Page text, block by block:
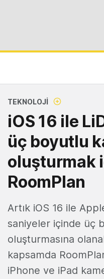
TEKNOLOJI
iOS 16 ile
üç boyutlu
oluşturmak
RoomPlan
Artık iOS 16 ile
saniyeler içinde üç
oluşturmasına
kapsamda
iPhone ve iPad